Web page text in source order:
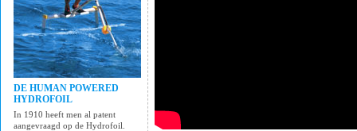
DE HUMAN POWERED
HYDROFOIL
In 1910 heeft men al patent
aangevraagd op de Hydrofoil.